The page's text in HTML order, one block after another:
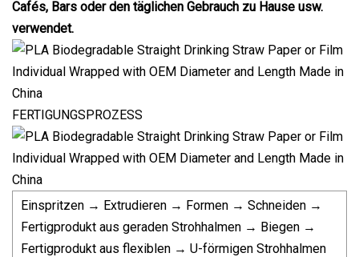
Cafés, Bars oder den täglichen Gebrauch zu Hause usw.
verwendet.
FERTIGUNGSPROZESS
Einspritzen → Extrudieren → Formen → Schneiden →
Fertigprodukt aus geraden Strohhalmen → Biegen →
Fertigprodukt aus flexiblen → U-förmigen Strohhalmen